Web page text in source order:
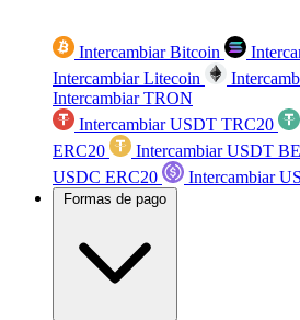
Intercambiar Bitcoin
Intercambiar Litecoin
Intercambiar TRON
Intercambiar USDT TRC20
ERC20
Intercambiar USDT
USDC ERC20
Intercambiar
Formas de pago